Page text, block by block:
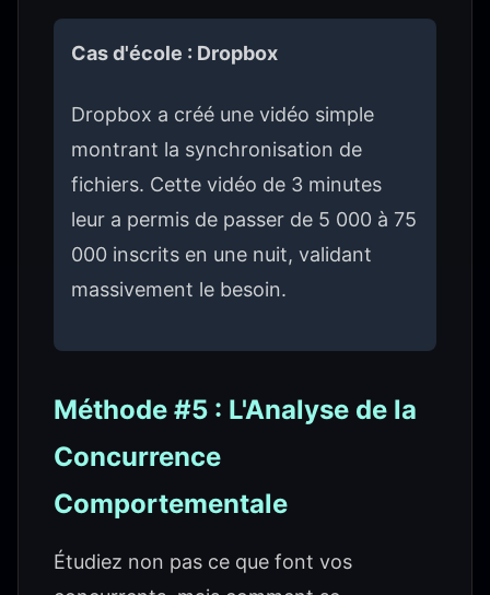
Cas d'école : Dropbox
Dropbox a créé une vidéo simple
montrant la synchronisation de
fichiers. Cette vidéo de 3 minutes
leur a permis de passer de 5 000 à 75
000 inscrits en une nuit, validant
massivement le besoin.
Méthode #5 : L'Analyse de la
Concurrence
Comportementale
Étudiez non pas ce que font vos